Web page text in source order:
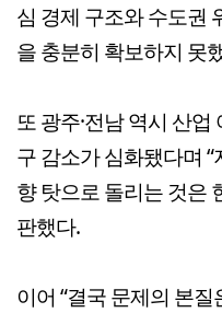
심 경제 구조와 수도권
을 충분히 확보하지 못
또 광주·전남 역시 산
구 감소가 심화됐다며
향 탓으로 돌리는 것은
판했다.
이어 “결국 문제의 본